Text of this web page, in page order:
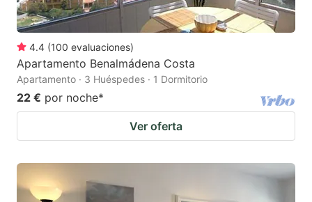
4.4 (100 evaluaciones)
Apartamento Benalmádena Costa
Apartamento · 3 Huéspedes · 1 Dormitorio
22 € por noche*
Ver oferta